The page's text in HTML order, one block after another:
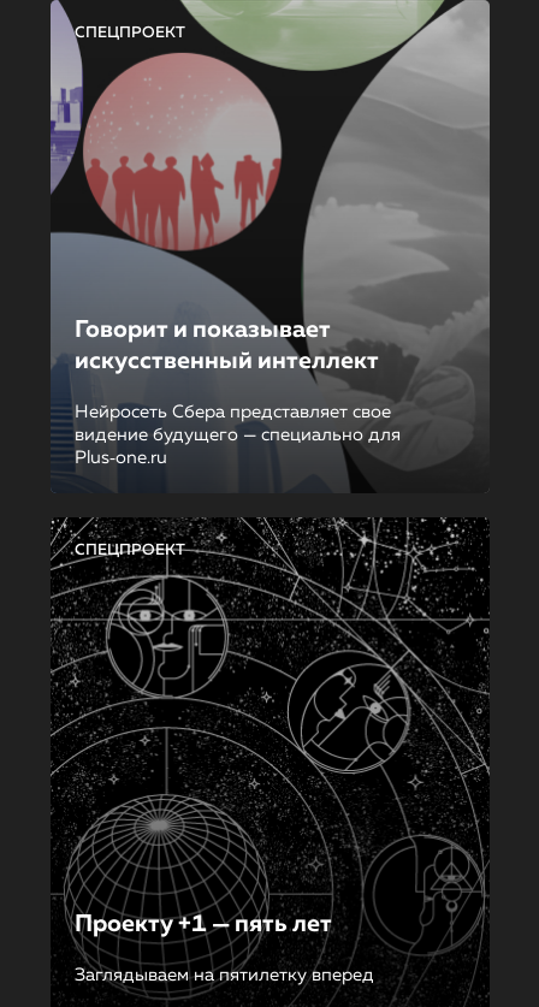
СПЕЦПРОЕКТ
Говорит и показывает
искусственный интеллект
Нейросеть Сбера представляет свое
видение будущего — специально для
Plus‑one.ru
СПЕЦПРОЕКТ
Проекту +1 — пять лет
Заглядываем на пятилетку вперед